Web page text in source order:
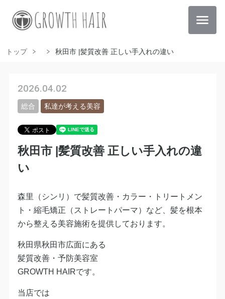
トップ 秋田市 |髪質改善 正しい手入れの違い
2026.04.02
総合 私達が考える美容
秋田市 |髪質改善 正しい手入れの違
い
森里（シンリ）で髪質改善・カラー・トリートメン
ト・縮毛矯正（ストレートパーマ）など、髪を根本
から整える美容施術を提供しております。
秋田県秋田市広面にある
髪質改善・予防美容室
GROWTH HAIRです。
当店では